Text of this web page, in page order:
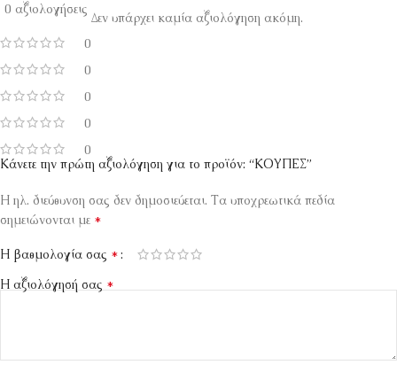
0 αξιολογήσεις
0
0
0
0
0
Δεν υπάρχει καμία αξιολόγηση ακόμη.
Κάνετε την πρώτη αξιολόγηση για το προϊόν: “ΚΟΥΠΕΣ”
Η ηλ. διεύθυνση σας δεν δημοσιεύεται. Τα υποχρεωτικά πεδία
σημειώνονται με *
Η βαθμολογία σας *
Η αξιολόγησή σας *